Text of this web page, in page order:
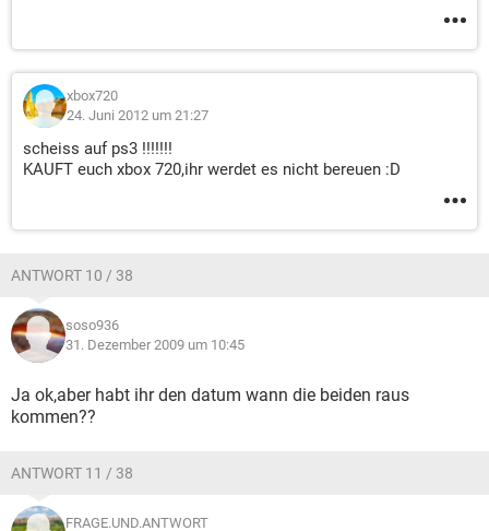
xbox720
24. Juni 2012 um 21:27
scheiss auf ps3 !!!!!!!
KAUFT euch xbox 720,ihr werdet es nicht bereuen :D
ANTWORT 10 / 38
soso936
31. Dezember 2009 um 10:45
Ja ok,aber habt ihr den datum wann die beiden raus
kommen??
ANTWORT 11 / 38
FRAGE.UND.ANTWORT